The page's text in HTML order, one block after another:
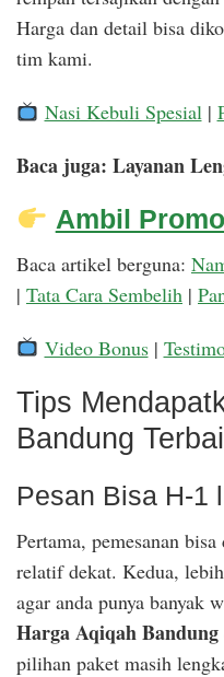
Harga dan detail bisa
tim kami.
Nasi Kebuli Spesial|
Baca juga: Layanan
Ambil
Baca artikel berguna:
| Tata Cara Sembelih |
Video Bonus|
Tips
Bandung
Pesan Bisa H-1
Pertama, pemesanan
relatif dekat. Kedua,
agar anda punya banyak
Harga Aqiqah Bandung
pilihan paket masih